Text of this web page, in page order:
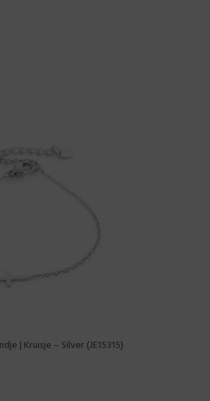
| Kruisje – Silver (JE15315)